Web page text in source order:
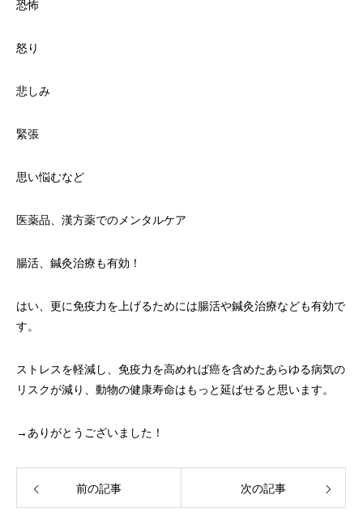
恐怖
怒り
悲しみ
緊張
思い悩むなど
医薬品、漢方薬でのメンタルケア
腸活、鍼灸治療も有効！
はい、更に免疫力を上げるためには腸活や鍼灸治療なども有効で
す。
ストレスを軽減し、免疫力を高めれば癌を含めたあらゆる病気の
リスクが減り、動物の健康寿命はもっと延ばせると思います。
→ありがとうございました！
前の記事 次の記事